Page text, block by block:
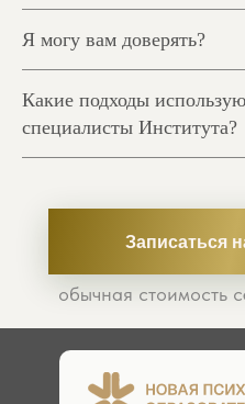
Я могу вам доверять?
Какие подходы
специалисты Института?
Записаться
обычная стоимость